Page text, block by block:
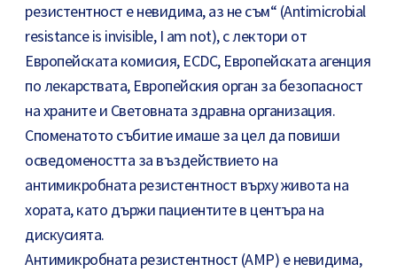
резистентност е невидима, аз не съм“ (Antimicrobial
resistance is invisible, I am not), с лектори от
Европейската комисия, ECDC, Европейската агенция
по лекарствата, Европейския орган за безопасност
на храните и Световната здравна организация.
Споменатото събитие имаше за цел да повиши
осведомеността за въздействието на
антимикробната резистентност върху живота на
хората, като държи пациентите в центъра на
дискусията.
Антимикробната резистентност (АМР) е невидима,